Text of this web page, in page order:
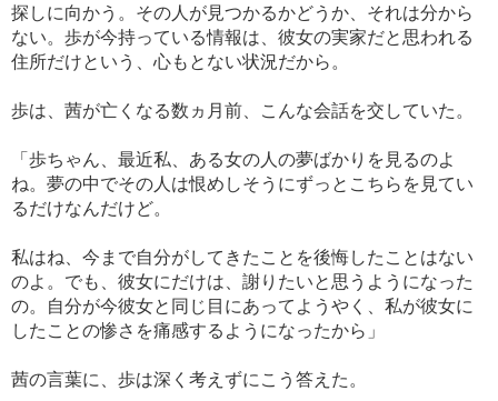
探しに向かう。その人が見つかるかどうか、それは分から
ない。歩が今持っている情報は、彼女の実家だと思われる
住所だけという、心もとない状況だから。
歩は、茜が亡くなる数ヵ月前、こんな会話を交していた。
「歩ちゃん、最近私、ある女の人の夢ばかりを見るのよ
ね。夢の中でその人は恨めしそうにずっとこちらを見てい
るだけなんだけど。
私はね、今まで自分がしてきたことを後悔したことはない
のよ。でも、彼女にだけは、謝りたいと思うようになった
の。自分が今彼女と同じ目にあってようやく、私が彼女に
したことの惨さを痛感するようになったから」
茜の言葉に、歩は深く考えずにこう答えた。